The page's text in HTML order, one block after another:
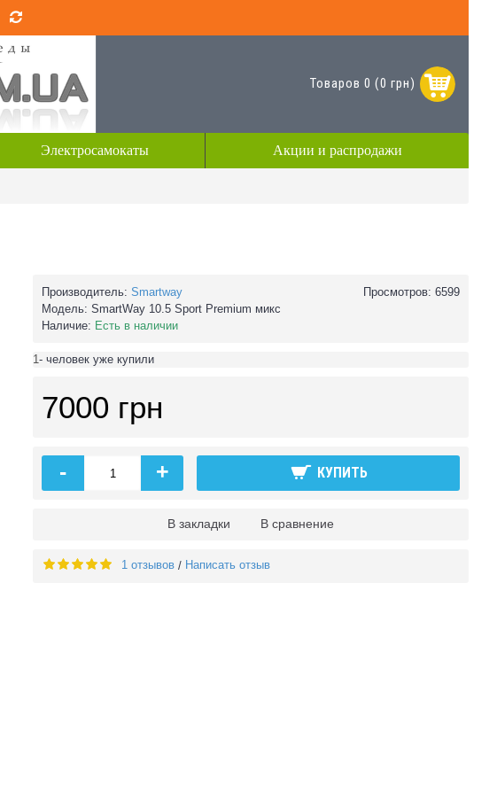
Товаров 0 (0 грн)
Электросамокаты Акции и распродажи
Просмотров: 6599
Производитель: Smartway
Модель: SmartWay 10.5 Sport Premium микс
Наличие: Есть в наличии
1- человек уже купили
7000 грн
- + КУПИТЬ
В закладки В сравнение
1 отзывов / Написать отзыв